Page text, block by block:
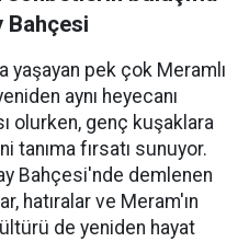
Bahçesi
yaşayan pek çok Meramlı
aynı heyecanı
olurken, genç kuşaklara
tanıma fırsatı sunuyor.
Bahçesi'nde demlenen
hatıralar ve Meram'ın
de yeniden hayat